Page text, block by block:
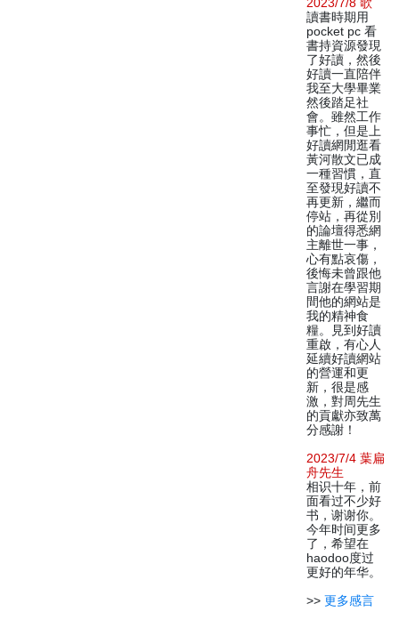
讀書時期用
pocket pc 看
書持資源發現
了好讀，然後
好讀一直陪伴
我至大學畢業
然後踏足社
會。雖然工作
事忙，但是上
好讀網閒逛看
黃河散文已成
一種習慣，直
至發現好讀不
再更新，繼而
停站，再從別
的論壇得悉網
主離世一事，
心有點哀傷，
後悔未曾跟他
言謝在學習期
間他的網站是
我的精神食
糧。見到好讀
重啟，有心人
延續好讀網站
的營運和更
新，很是感
激，對周先生
的貢獻亦致萬
分感謝！
2023/7/4 葉扁
舟先生
相识十年，前
面看过不少好
书，谢谢你。
今年时间更多
了，希望在
haodoo度过
更好的年华。
>> 更多感言